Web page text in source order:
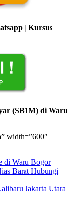
| Kursus
(SB1M) di Waru
width=”600″
di Waru Bogor
Barat Hubungi
Jakarta Utara